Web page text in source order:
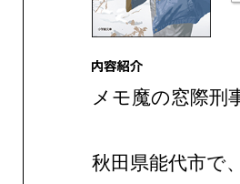
メモ魔の窓際刑
秋田県能代市で